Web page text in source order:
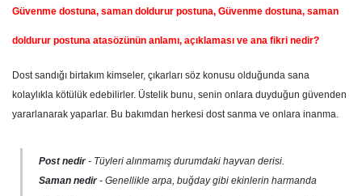
Güvenme dostuna, saman doldurur postuna, Güvenme dostuna, saman
doldurur postuna atasözünün anlamı, açıklaması ve ana fikri nedir?
Dost sandığı birtakım kimseler, çıkarları söz konusu olduğunda sana
kolaylıkla kötülük edebilirler. Üstelik bunu, senin onlara duyduğun güvenden
yararlanarak yaparlar. Bu bakımdan herkesi dost sanma ve onlara inanma.
Post nedir- Tüyleri alınmamış durumdaki hayvan derisi.
Saman nedir- Genellikle arpa, buğday gibi ekinlerin harmanda